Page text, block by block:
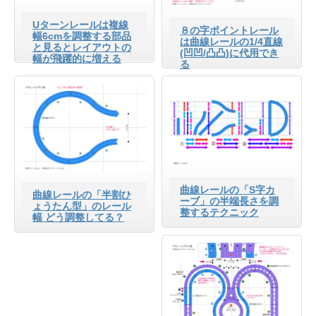
Uターンレールは複線
幅6cmを調整する部品
と見るとレイアウトの
幅が飛躍的に増える
８の字ポイントレール
は曲線レールの1/4直線
(凹凹/凸凸)に代用でき
る
曲線レールの「半割ひ
ょうたん型」のレール
幅 どう調整してる？
曲線レールの「S字カ
ーブ」の半端長さを調
整するテクニック